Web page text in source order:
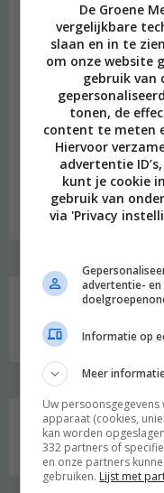
beeld: Ari Versluis
Hi, ik ben Merel! Ik
onderzoek naar een
Welkom op mijn blog!
Social media
Zoeken
naar:
De Groene
vergelijkbare
slaan en in te
om onze website
gebruik van
tonen, de
content te meten
Hiervoor
advertentie
kunt je cookie
gebruik van
via 'Privacy
advertentie-
Informatie op
Meer
Uw
apparaat (cookies,
kan worden
332 partners of
en onze partners
gebruiken. Lijst met